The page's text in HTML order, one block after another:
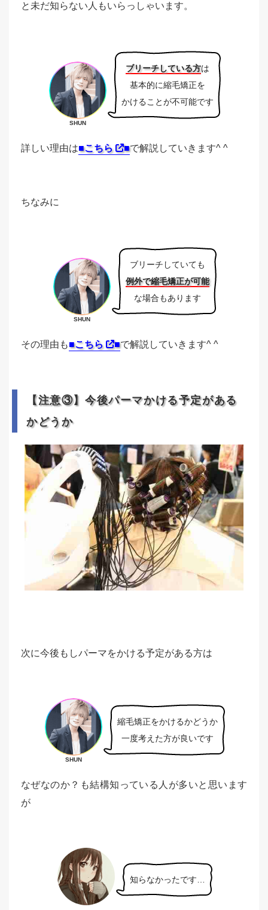
と未だ知らない人もいらっしゃいます。
SHUN
ブリーチしている方は
基本的に縮毛矯正を
かけることが不可能です
詳しい理由は■こちら ■で解説していきます^ ^
ちなみに
SHUN
ブリーチしていても
例外で縮毛矯正が可能
な場合もあります
その理由も■こちら ■で解説していきます^ ^
【注意③】今後パーマかける予定がある
かどうか
次に今後もしパーマをかける予定がある方は
SHUN
縮毛矯正をかけるかどうか
一度考えた方が良いです
なぜなのか？も結構知っている人が多いと思います
が
知らなかったです…